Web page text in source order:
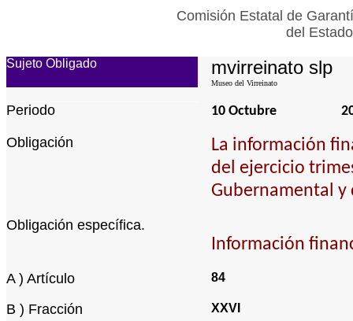
Comisión Estatal de
del
Sujeto Obligado mvirreinato slp
Museo del Virreinato
Periodo 10 Octubre
Obligación
La información
del ejercicio
Gubernamental
Obligación específica.
Información
A ) Artículo 84
B ) Fracción XXVI